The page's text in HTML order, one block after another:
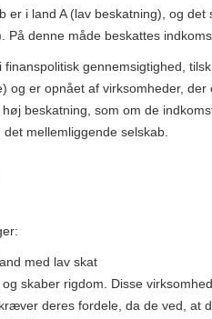
er i land A (lav beskatning), og
På denne måde beskattes
gennemsigtighed,
og er opnået af virksomheder,
beskatning, som om de
mellemliggende selskab.
med lav skat
skaber rigdom. Disse
deres fordele, da de ved, at